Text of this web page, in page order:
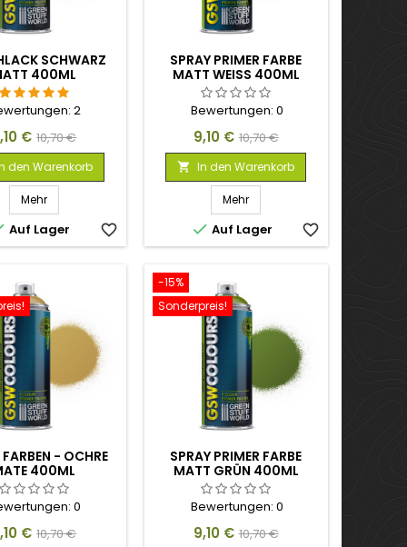
SCHWARZ
400ML
2
€ Verkaufspreis
10,70 €
den Warenkorb
Mehr
Auf Lager favorite_border
SPRAY PRIMER FARBE
MATT WEISS 400ML
Bewertungen: 0
Preis
9,10 € Verkaufspreis
10,70 €
 In den Warenkorb
Mehr
 Auf Lager favorite_border
FARBEN - OCHRE
400ML
0
€ Verkaufspreis
10,70 €
-15%
Sonderpreis!
SPRAY PRIMER FARBE
MATT GRÜN 400ML
Bewertungen: 0
Preis
9,10 € Verkaufspreis
10,70 €